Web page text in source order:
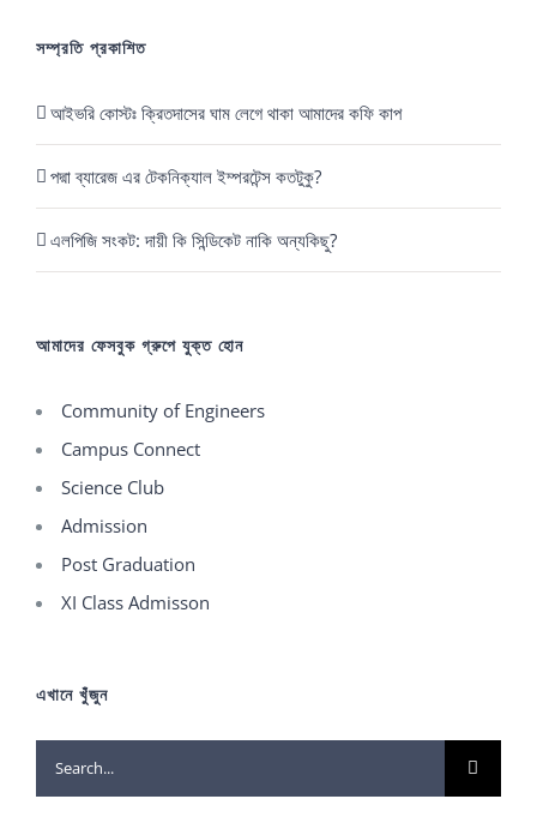
সম্প্রতি প্রকাশিত
আইভরি কোস্টঃ ক্রিতদাসের ঘাম লেগে থাকা আমাদের কফি কাপ
পদ্মা ব্যারেজ এর টেকনিক্যাল ইম্পরটেন্স কতটুকু?
এলপিজি সংকট: দায়ী কি সিন্ডিকেট নাকি অন্যকিছু?
আমাদের ফেসবুক গ্রুপে যুক্ত হোন
Community of Engineers
Campus Connect
Science Club
Admission
Post Graduation
XI Class Admisson
এখানে খুঁজুন
Search
for: